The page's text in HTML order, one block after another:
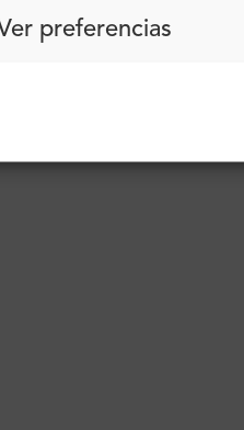
preferencias